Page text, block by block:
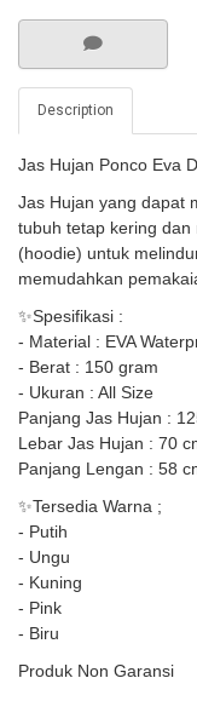
Description
Jas Hujan Ponco Eva
Jas Hujan yang dapat
tubuh tetap kering dan
(hoodie) untuk
memudahkan
✨Spesifikasi :
- Material : EVA
- Berat : 150 gram
- Ukuran : All Size
Panjang Jas Hujan :
Lebar Jas Hujan : 70
Panjang Lengan : 58
✨Tersedia Warna ;
- Putih
- Ungu
- Kuning
- Pink
- Biru
Produk Non Garansi